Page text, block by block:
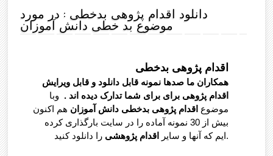
درس پژوهی
طراحی آموزشی
دانلود اقدام پژوهی بدخطی : در مورد
موضوع بد خطی دانش آموزان
اقدام پژوهی بدخطی
همکاران ما صدها نمونه قابل دانلود و قابل ویرایش
اقدام پژوهی برای برای شما تدارک دیده اند . وبا
موضوع اقدام پژوهی بدخطی دانش آموزان هم اکنون
بیش از 30 نمونه آماده را در سایت بارگذاری کرده
ایم که آنها و سایر
اقدام پژوهشی را دانلود کنید.